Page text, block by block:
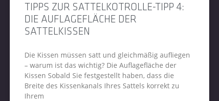
TIPPS ZUR SATTELKOTROLLE-TIPP 4:
DIE AUFLAGEFLÄCHE DER
SATTELKISSEN
Die Kissen müssen satt und gleichmäßig aufliegen
– warum ist das wichtig? Die Auflagefläche der
Kissen Sobald Sie festgestellt haben, dass die
Breite des Kissenkanals Ihres Sattels korrekt zu
Ihrem